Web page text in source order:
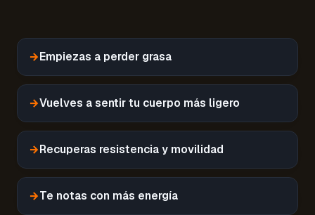
→Empiezas a perder grasa
→Vuelves a sentir tu cuerpo más ligero
→Recuperas resistencia y movilidad
→Te notas con más energía